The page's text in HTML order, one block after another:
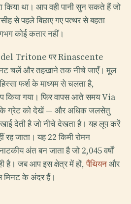
किया था। आप वही पानी सुन सकते हैं जो
से पहले बिछाए गए पत्थर से बहता
कोई कतार नहीं।
del Tritone पर Rinascente
चलें और तहखाने तक नीचे जाएँ। मूल
फर्श के माध्यम से चलता है,
किया गया। फिर वापस आते समय Via
ग्रेट को देखें — और अधिक जलसेतु
देती है जो नीचे देखता है। यह लूप करें
जाता। यह 22 किमी रोमन
अंत बन जाता है जो 2,045 वर्षों
है। जब आप इस क्षेत्र में हों,पैंथियनऔर
मिनट के अंदर हैं।